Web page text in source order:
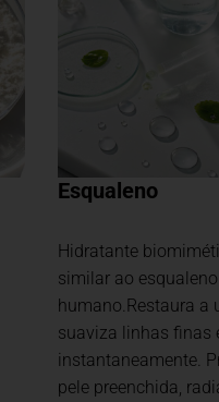
Esqualeno
Hidratante
similar ao esqualeno
humano.Restaura a
suaviza linhas finas
instantaneamente.
pele preenchida,